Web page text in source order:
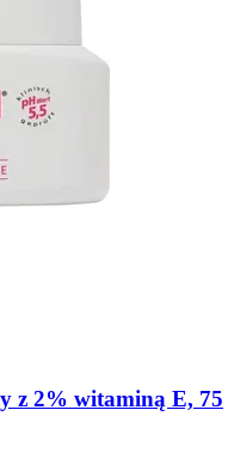
z 2% witaminą E, 75